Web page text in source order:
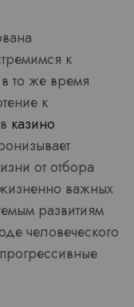
к
то же время
к
казино
от отбора
важных
развитиям
человеческого